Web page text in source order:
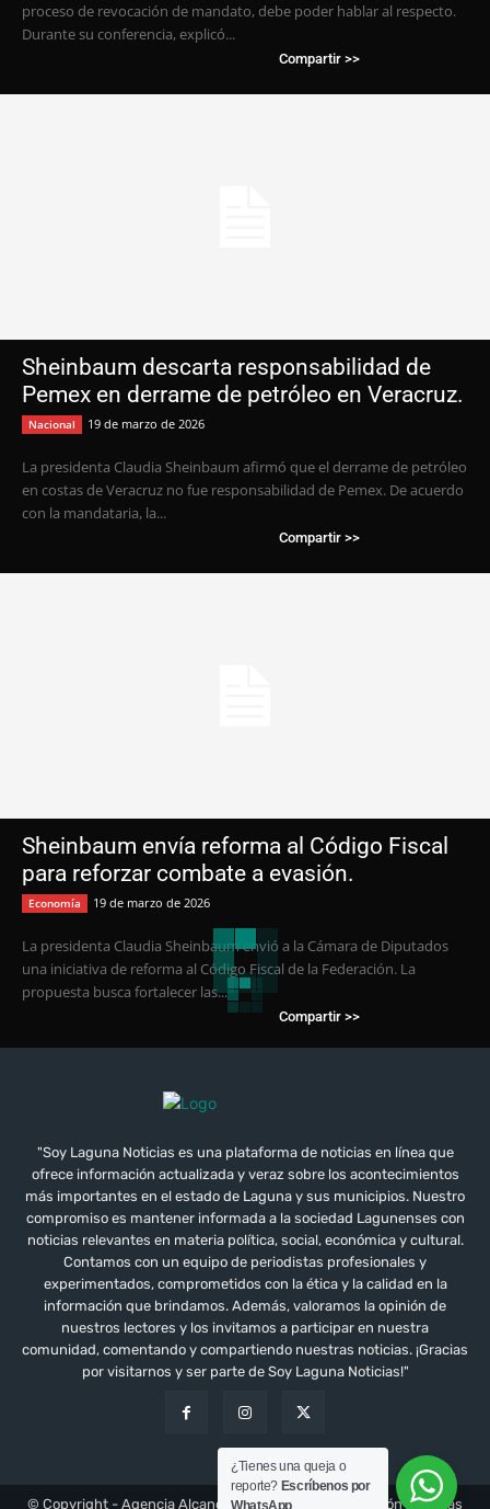
proceso de revocación de mandato, debe poder hablar al respecto.
Durante su conferencia, explicó...
Compartir >>
Sheinbaum descarta responsabilidad de
Pemex en derrame de petróleo en Veracruz.
Nacional 19 de marzo de 2026
La presidenta Claudia Sheinbaum afirmó que el derrame de petróleo
en costas de Veracruz no fue responsabilidad de Pemex. De acuerdo
con la mandataria, la...
Compartir >>
Sheinbaum envía reforma al Código Fiscal
para reforzar combate a evasión.
Economía 19 de marzo de 2026
La presidenta Claudia Sheinbaum envió a la Cámara de Diputados
una iniciativa de reforma al Código Fiscal de la Federación. La
propuesta busca fortalecer las...
Compartir >>
"Soy Laguna Noticias es una plataforma de noticias en línea que
ofrece información actualizada y veraz sobre los acontecimientos
más importantes en el estado de Laguna y sus municipios. Nuestro
compromiso es mantener informada a la sociedad Lagunenses con
noticias relevantes en materia política, social, económica y cultural.
Contamos con un equipo de periodistas profesionales y
experimentados, comprometidos con la ética y la calidad en la
información que brindamos. Además, valoramos la opinión de
nuestros lectores y los invitamos a participar en nuestra
comunidad, comentando y compartiendo nuestras noticias. ¡Gracias
por visitarnos y ser parte de Soy Laguna Noticias!"
© Copyright - Agencia Alcance Inovacción Comunicación y Ventas
¿Tienes una queja o
reporte? Escríbenos por
WhatsApp